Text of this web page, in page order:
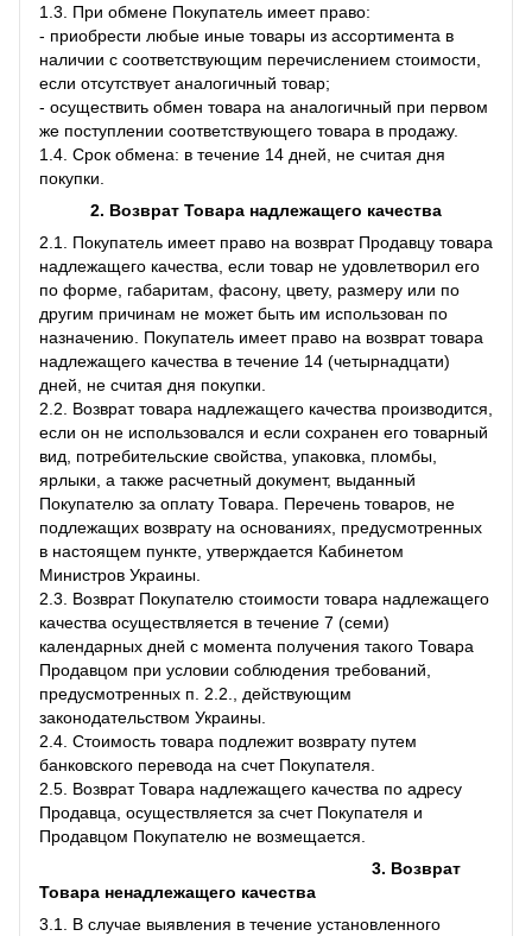
1.3. При обмене Покупатель имеет право:
- приобрести любые иные товары из ассортимента в
наличии с соответствующим перечислением стоимости,
если отсутствует аналогичный товар;
- осуществить обмен товара на аналогичный при первом
же поступлении соответствующего товара в продажу.
1.4. Срок обмена: в течение 14 дней, не считая дня
покупки.
2. Возврат Товара надлежащего качества
2.1. Покупатель имеет право на возврат Продавцу товара
надлежащего качества, если товар не удовлетворил его
по форме, габаритам, фасону, цвету, размеру или по
другим причинам не может быть им использован по
назначению. Покупатель имеет право на возврат товара
надлежащего качества в течение 14 (четырнадцати)
дней, не считая дня покупки.
2.2. Возврат товара надлежащего качества производится,
если он не использовался и если сохранен его товарный
вид, потребительские свойства, упаковка, пломбы,
ярлыки, а также расчетный документ, выданный
Покупателю за оплату Товара. Перечень товаров, не
подлежащих возврату на основаниях, предусмотренных
в настоящем пункте, утверждается Кабинетом
Министров Украины.
2.3. Возврат Покупателю стоимости товара надлежащего
качества осуществляется в течение 7 (семи)
календарных дней с момента получения такого Товара
Продавцом при условии соблюдения требований,
предусмотренных п. 2.2., действующим
законодательством Украины.
2.4. Стоимость товара подлежит возврату путем
банковского перевода на счет Покупателя.
2.5. Возврат Товара надлежащего качества по адресу
Продавца, осуществляется за счет Покупателя и
Продавцом Покупателю не возмещается.
3. Возврат
Товара ненадлежащего качества
3.1. В случае выявления в течение установленного